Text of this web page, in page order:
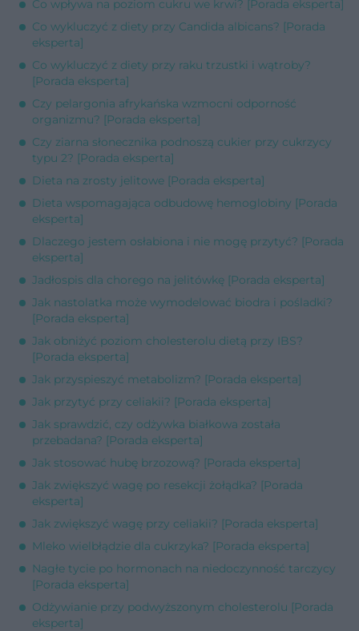
Co wpływa na poziom cukru we krwi? [Porada eksperta]
Co wykluczyć z diety przy Candida albicans? [Porada
eksperta]
Co wykluczyć z diety przy raku trzustki i wątroby?
[Porada eksperta]
Czy pelargonia afrykańska wzmocni odporność
organizmu? [Porada eksperta]
Czy ziarna słonecznika podnoszą cukier przy cukrzycy
typu 2? [Porada eksperta]
Dieta na zrosty jelitowe [Porada eksperta]
Dieta wspomagająca odbudowę hemoglobiny [Porada
eksperta]
Dlaczego jestem osłabiona i nie mogę przytyć? [Porada
eksperta]
Jadłospis dla chorego na jelitówkę [Porada eksperta]
Jak nastolatka może wymodelować biodra i pośladki?
[Porada eksperta]
Jak obniżyć poziom cholesterolu dietą przy IBS?
[Porada eksperta]
Jak przyspieszyć metabolizm? [Porada eksperta]
Jak przytyć przy celiakii? [Porada eksperta]
Jak sprawdzić, czy odżywka białkowa została
przebadana? [Porada eksperta]
Jak stosować hubę brzozową? [Porada eksperta]
Jak zwiększyć wagę po resekcji żołądka? [Porada
eksperta]
Jak zwiększyć wagę przy celiakii? [Porada eksperta]
Mleko wielbłądzie dla cukrzyka? [Porada eksperta]
Nagłe tycie po hormonach na niedoczynność tarczycy
[Porada eksperta]
Odżywianie przy podwyższonym cholesterolu [Porada
eksperta]